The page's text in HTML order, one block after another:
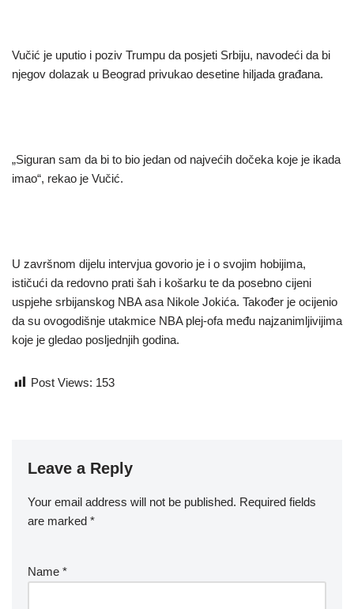
Vučić je uputio i poziv Trumpu da posjeti Srbiju, navodeći da bi
njegov dolazak u Beograd privukao desetine hiljada građana.
„Siguran sam da bi to bio jedan od najvećih dočeka koje je ikada
imao“, rekao je Vučić.
U završnom dijelu intervjua govorio je i o svojim hobijima,
ističući da redovno prati šah i košarku te da posebno cijeni
uspjehe srbijanskog NBA asa Nikole Jokića. Također je ocijenio
da su ovogodišnje utakmice NBA plej-ofa među najzanimljivijima
koje je gledao posljednjih godina.
Post Views: 153
Leave a Reply
Your email address will not be published. Required fields
are marked *
Name *